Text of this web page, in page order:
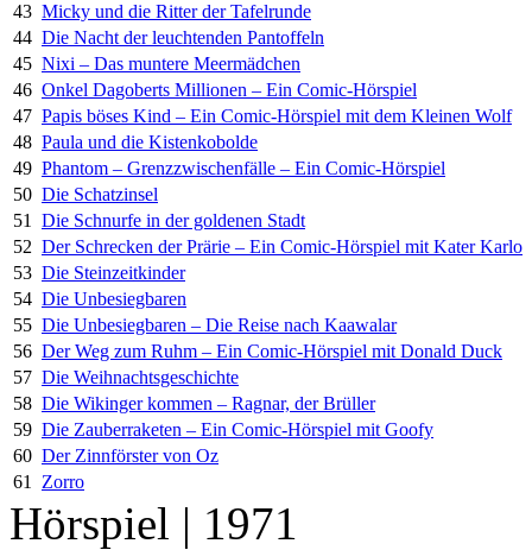
43 Micky und die Ritter der Tafelrunde
44 Die Nacht der leuchtenden Pantoffeln
45 Nixi – Das muntere Meermädchen
46 Onkel Dagoberts Millionen – Ein Comic-Hörspiel
47 Papis böses Kind – Ein Comic-Hörspiel mit dem Kleinen Wolf
48 Paula und die Kistenkobolde
49 Phantom – Grenzzwischenfälle – Ein Comic-Hörspiel
50 Die Schatzinsel
51
Die Schnurfe in der goldenen Stadt
52 Der Schrecken der Prärie – Ein Comic-Hörspiel mit Kater Karlo
53 Die Steinzeitkinder
54 Die Unbesiegbaren
55 Die Unbesiegbaren – Die Reise nach Kaawalar
56 Der Weg zum Ruhm – Ein Comic-Hörspiel mit Donald Duck
57 Die Weihnachtsgeschichte
58 Die Wikinger kommen – Ragnar, der Brüller
59 Die Zauberraketen – Ein Comic-Hörspiel mit Goofy
60 Der Zinnförster von Oz
61
Zorro
Hörspiel | 1971